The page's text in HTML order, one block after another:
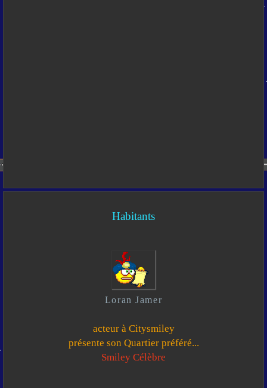
Habitants
Loran Jamer
acteur à Citysmiley
présente son Quartier préféré...
Smiley Célèbre